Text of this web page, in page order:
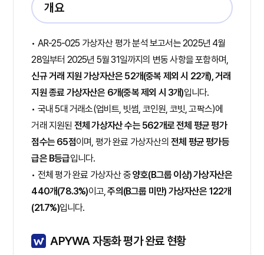
개요
• AR-25-025 가상자산 평가 분석 보고서는 2025년 4월
28일부터 2025년 5월 31일까지의 변동 사항을 포함하며,
신규 거래 지원 가상자산은 52개(중복 제외 시 22개), 거래
지원 종료 가상자산은 6개(중복 제외 시 3개)입니다.
• 국내 5대 거래소(업비트, 빗썸, 코인원, 코빗, 고팍스)에
거래 지원된 전체 가상자산 수는 562개로 전체 평균 평가
점수는 65점이며, 평가 완료 가상자산의 전체 평균 평가등
급은 B등급입니다.
• 전체 평가 완료 가상자산 중양호(B그룹 이상) 가상자산은
440개(78.3%)이고,주의(B그룹 미만) 가상자산은 122개
(21.7%)입니다.
APYWA 자동화 평가 완료 현황